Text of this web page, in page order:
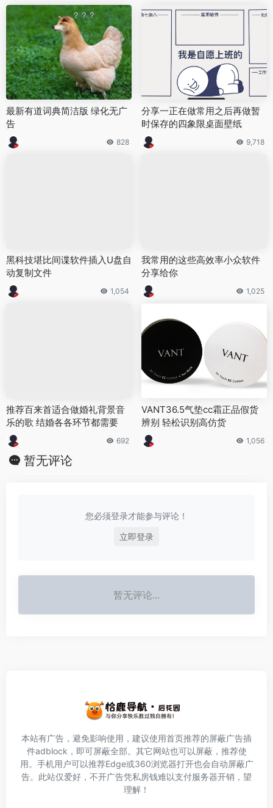
最新有道词典简洁版 绿化无广
告
828
分享一正在做常用之后再做暂
时保存的四象限桌面壁纸
9,718
黑科技堪比间谍软件插入U盘自
动复制文件
1,054
我常用的这些高效率小众软件
分享给你
1,025
推荐百来首适合做婚礼背景音
乐的歌 结婚各各环节都需要
692
VANT36.5气垫cc霜正品假货
辨别 轻松识别高仿货
1,056
暂无评论
您必须登录才能参与评论！
立即登录
暂无评论...
本站有广告，避免影响使用，建议使用首页推荐的屏蔽广告插
件adblock ，即可屏蔽全部。其它网站也可以屏蔽，推荐使
用。手机用户可以推荐Edge或360浏览器打开也会自动屏蔽广
告。此站仅爱好，不开广告凭私房钱难以支付服务器开销，望
理解！